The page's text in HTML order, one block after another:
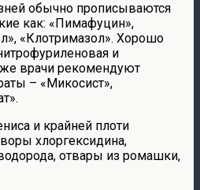
обычно прописываются
как: «Пимафуцин»,
«Клотримазол». Хорошо
и
врачи рекомендуют
– «Микосист»,
и крайней плоти
хлоргексидина,
отвары из ромашки,